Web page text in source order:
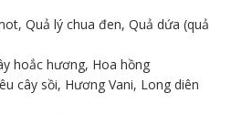
Quả lý chua đen, Quả dứa (quả
hoắc hương, Hoa hồng
cây sồi, Hương Vani, Long diên